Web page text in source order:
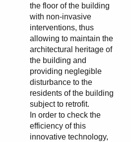
the floor of the building
with non-invasive
interventions, thus
allowing to maintain the
architectural heritage of
the building and
providing neglegible
disturbance to the
residents of the building
subject to retrofit.
In order to check the
efficiency of this
innovative technology,